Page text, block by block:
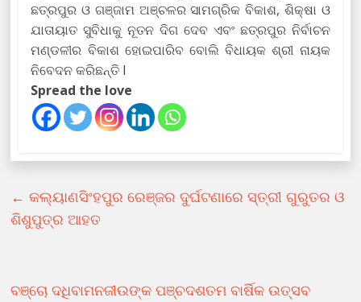
ଛତ୍ରପୁର ଓ ଗଞ୍ଜାମ ଅଞ୍ଚଳର ସାମଗ୍ରିକ ବିକାଶ, ଶିକ୍ଷା ଓ
ଯାତାୟାତ ସୁବିଧାକୁ ନୂତନ ଦିଗ ଦେବ ଏବଂ ଛତ୍ରପୁର ନିର୍ବାଚନ
ମଣ୍ଡଳୀର ବିକାଶ ହୋଇପାରିବ ବୋଲି ବିଧାୟକ ଶ୍ରୀ ନାୟକ
ନିବେଦନ କରିଛନ୍ତି l
Spread the love
← କଲ୍ୟାଣସିଂହପୁର ରେଞ୍ଜର ଦୁର୍ଘଟଣାରେ ସ୍ତ୍ରୀ ଗୁରୁତର ଓ
ଶିଶୁପୁତ୍ର ଆହତ
ବଞ୍ଚୋ ଦଧିବାମନଜୀଉଙ୍କ ପଞ୍ଚଦଶତମ ବାର୍ଷିକ ଉତ୍ସବ